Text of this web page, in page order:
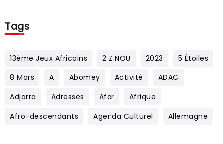
Tags
13ème Jeux Africains 2 Z NOU 2023
5 Étoiles
8 Mars
A Abomey Activité
ADAC
Adjarra
Adresses Afar
Afrique
Afro-descendants
Agenda Culturel Allemagne